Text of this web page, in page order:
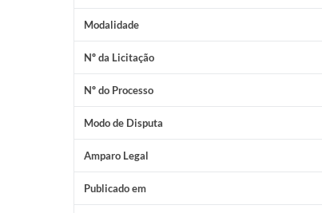
Modalidade
Nº da Licitação
Nº do Processo
Modo de Disputa
Amparo Legal
Publicado em